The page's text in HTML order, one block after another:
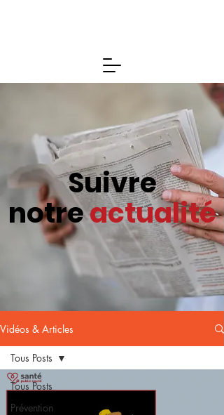
Suivre
notreactualité
Vidéos & Articles
Tous Posts
Prévention
Tous Posts